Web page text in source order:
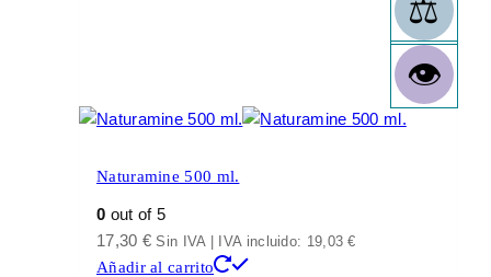
Naturamine 500 ml.
0 out of 5
17,30 € Sin IVA | IVA incluido: 19,03€
Añadir al carrito